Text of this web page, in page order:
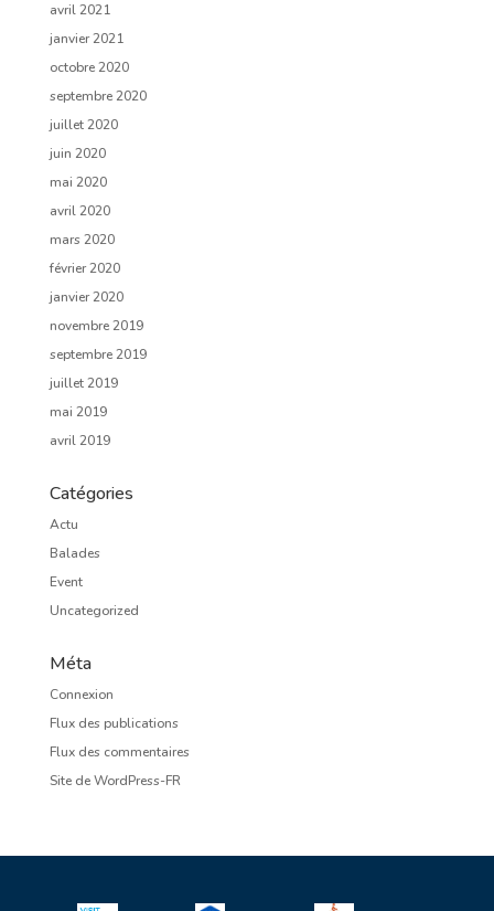
avril 2021
janvier 2021
octobre 2020
septembre 2020
juillet 2020
juin 2020
mai 2020
avril 2020
mars 2020
février 2020
janvier 2020
novembre 2019
septembre 2019
juillet 2019
mai 2019
avril 2019
Catégories
Actu
Balades
Event
Uncategorized
Méta
Connexion
Flux des publications
Flux des commentaires
Site de WordPress-FR